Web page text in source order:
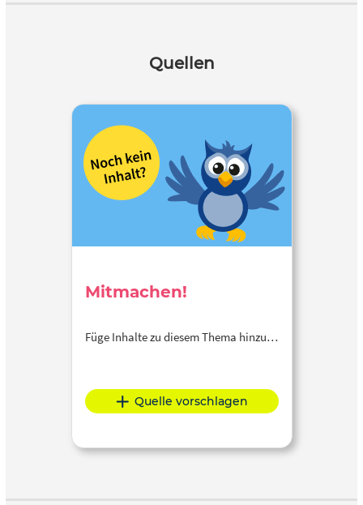
Quellen
Mitmachen!
Füge Inhalte zu diesem Thema hinzu…
Quelle vorschlagen